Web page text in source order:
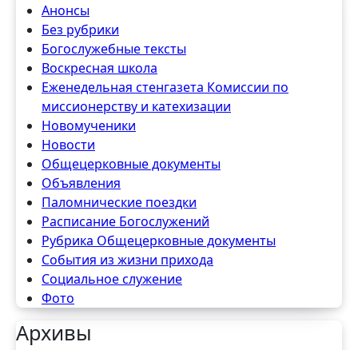
Анонсы
Без рубрики
Богослужебные тексты
Воскресная школа
Еженедельная стенгазета Комиссии по
миссионерству и катехизации
Новомученики
Новости
Общецерковные документы
Объявления
Паломнические поездки
Расписание Богослужений
Рубрика Общецерковные документы
События из жизни прихода
Социальное служение
Фото
Архивы